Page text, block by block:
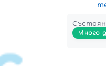
Много